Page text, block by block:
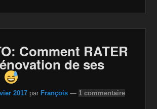
W
is
h
k
Comment RATER
de ses
2017 par François — 1 commentaire